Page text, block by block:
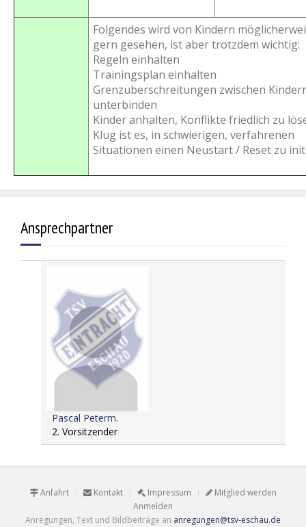
Folgendes wird von Kindern
gern gesehen, ist aber trotzdem wichtig:
Regeln einhalten
Trainingsplan einhalten
Grenzüberschreitungen zwischen
unterbinden
Kinder anhalten, Konflikte friedlich zu
Klug ist es, in schwierigen, verfahrenen
Situationen einen Neustart / Reset zu
Ansprechpartner
Pascal Peterm.
2. Vorsitzender
Anfahrt Kontakt Impressum
Mitglied werden
Anmelden
Anregungen, Text und Bildbeiträge an anregungen@tsv-eschau.de